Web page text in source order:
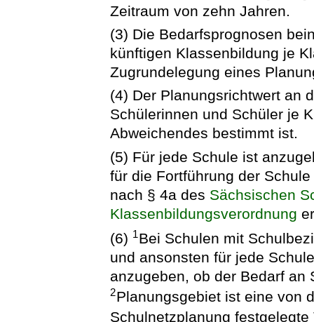
Zeitraum von zehn Jahren.
(3) Die Bedarfsprognosen
künftigen Klassenbildung je
Zugrundelegung eines
(4) Der Planungsrichtwert an
Schülerinnen und Schüler je
Abweichendes bestimmt ist.
(5) Für jede Schule ist
für die Fortführung der
nach § 4a des Sächsischen
Klassenbildungsverordnung
(6) 1Bei Schulen mit
und ansonsten für jede
anzugeben, ob der Bedarf an
2Planungsgebiet ist eine von
Schulnetzplanung